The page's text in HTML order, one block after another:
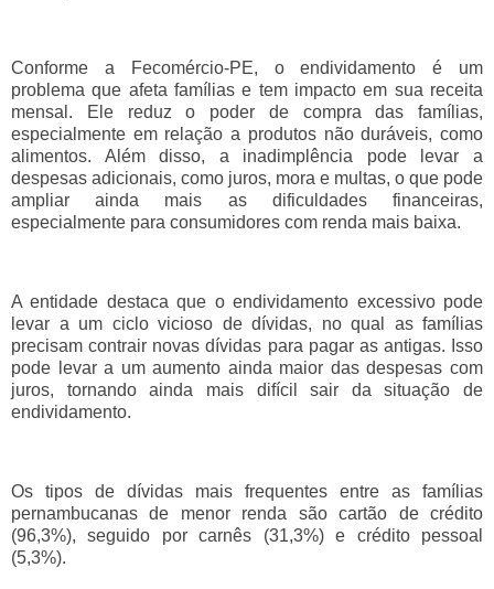
Conforme a Fecomércio-PE, o endividamento é um
problema que afeta famílias e tem impacto em sua receita
mensal. Ele reduz o poder de compra das famílias,
especialmente em relação a produtos não duráveis, como
alimentos. Além disso, a inadimplência pode levar a
despesas adicionais, como juros, mora e multas, o que pode
ampliar ainda mais as dificuldades financeiras,
especialmente para consumidores com renda mais baixa.
A entidade destaca que o endividamento excessivo pode
levar a um ciclo vicioso de dívidas, no qual as famílias
precisam contrair novas dívidas para pagar as antigas. Isso
pode levar a um aumento ainda maior das despesas com
juros, tornando ainda mais difícil sair da situação de
endividamento.
Os tipos de dívidas mais frequentes entre as famílias
pernambucanas de menor renda são cartão de crédito
(96,3%), seguido por carnês (31,3%) e crédito pessoal
(5,3%).